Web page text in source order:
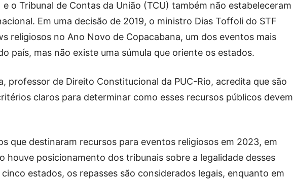
e o Tribunal de Contas da União (TCU) também não estabeleceram
Em uma decisão de 2019, o ministro Dias Toffoli do STF
religiosos no Ano Novo de Copacabana, um dos eventos mais
país, mas não existe uma súmula que oriente os estados.
professor de Direito Constitucional da PUC-Rio, acredita que são
claros para determinar como esses recursos públicos devem
que destinaram recursos para eventos religiosos em 2023, em
houve posicionamento dos tribunais sobre a legalidade desses
cinco estados, os repasses são considerados legais, enquanto em